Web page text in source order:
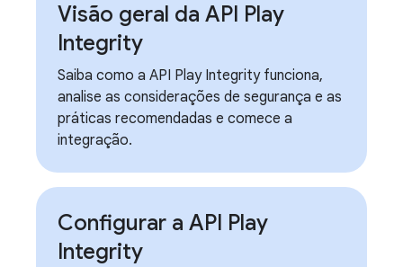
Visão geral da API Play
Integrity
Saiba como a API Play Integrity funciona,
analise as considerações de segurança e as
práticas recomendadas e comece a
integração.
Configurar a API Play
Integrity